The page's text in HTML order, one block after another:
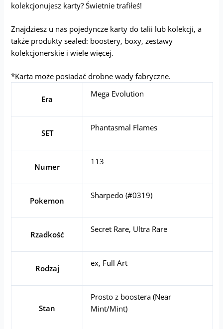
kolekcjonujesz karty? Świetnie trafiłeś!
Znajdziesz u nas pojedyncze karty do talii lub kolekcji, a
także produkty sealed: boostery, boxy, zestawy
kolekcjonerskie i wiele więcej.
*Karta może posiadać drobne wady fabryczne.
Era
Mega Evolution
SET
Phantasmal Flames
Numer
113
Pokemon
Sharpedo (#0319)
Rzadkość
Secret Rare, Ultra Rare
Rodzaj
ex, Full Art
Stan
Prosto z boostera (Near
Mint/Mint)